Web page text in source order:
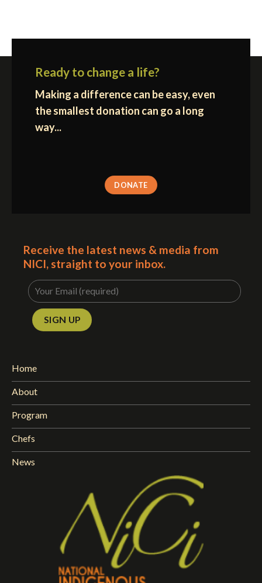
Ready to change a life?
Making a difference can be easy, even
the smallest donation can go a long
way...
DONATE
Receive the latest news & media from
NICI, straight to your inbox.
Home
About
Program
Chefs
News